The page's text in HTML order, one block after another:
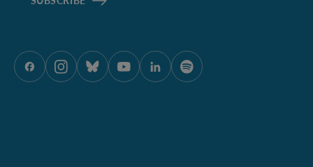
ÖAW auf Facebook
ÖAW auf Instagram
ÖAW auf Bluesky
ÖAW auf Youtube
ÖAW auf LinkedIn
ÖAW auf Spotify